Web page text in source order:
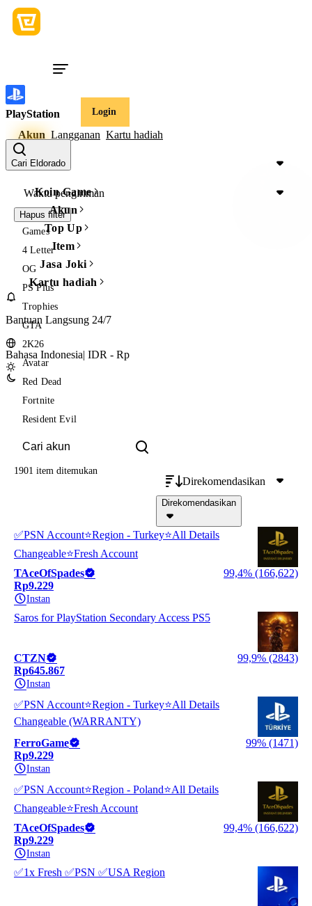
Login
Cari Eldorado
Koin Game
Akun
Top Up
Item
Jasa Joki
Kartu hadiah
Bantuan Langsung 24/7
Bahasa Indonesia| IDR - Rp
PlayStation
Akun Langganan Kartu hadiah
Harga
Waktu pengiriman
Hapus filter
Games
4 Letter
OG
PS Plus
Trophies
GTA
2K26
Avatar
Red Dead
Fortnite
Resident Evil
Direkomendasikan
Direkomendasikan
1901 item ditemukan
✅PSN Account⭐Region - Turkey⭐All Details
Changeable⭐Fresh Account
TAceOfSpades
99,4% (166,622)
Rp9.229
Instan
Saros for PlayStation Secondary Access PS5
CTZN
99,9% (2843)
Rp645.867
Instan
✅PSN Account⭐Region - Turkey⭐All Details
Changeable (WARRANTY)
FerroGame
99% (1471)
Rp9.229
Instan
✅PSN Account⭐Region - Poland⭐All Details
Changeable⭐Fresh Account
TAceOfSpades
99,4% (166,622)
Rp9.229
Instan
✅1x Fresh ✅PSN ✅USA Region